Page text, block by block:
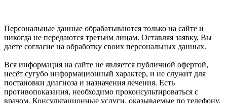
Персональные данные обрабатываются только на сайте и
никогда не передаются третьим лицам. Оставляя заявку, Вы
даете согласие на обработку своих персональных данных.
Вся информация на сайте не является публичной офертой,
несёт сугубо информационный характер, и не служит для
постановки диагноза и назначения лечения. Есть
противопоказания, необходимо проконсультироваться с
врачом. Консультационные услуги, оказываемые по телефону,